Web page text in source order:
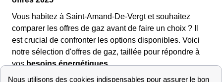
Vous habitez à Saint-Amand-De-Vergt et souhaitez
comparer les offres de gaz avant de faire un choix ? Il
est crucial de confronter les options disponibles. Voici
notre sélection d'offres de gaz, taillée pour répondre à
vosbesoins énergétiques.